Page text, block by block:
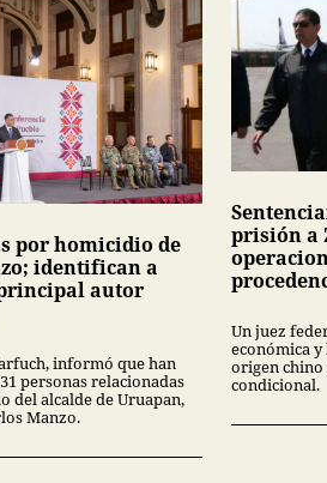
por homicidio de
identifican a
principal autor
informó que han
personas relacionadas
del alcalde de Uruapan,
Manzo.
prisión a
Un juez
económica
origen chino
condicional.